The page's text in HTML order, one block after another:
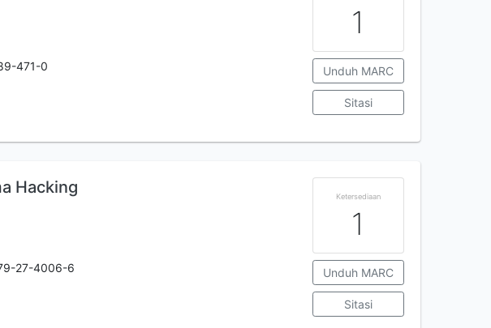
471-0
1
Unduh MARC
Sitasi
Hacking
27-4006-6
Ketersediaan
1
Unduh MARC
Sitasi